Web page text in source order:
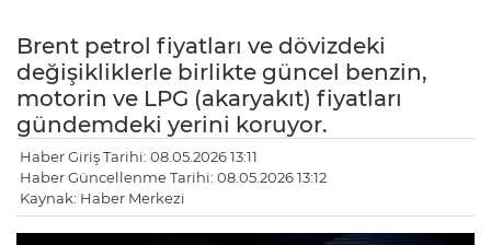
Brent petrol fiyatları ve dövizdeki
değişikliklerle birlikte güncel benzin,
motorin ve LPG (akaryakıt) fiyatları
gündemdeki yerini koruyor.
Haber Giriş Tarihi: 08.05.2026 13:11
Haber Güncellenme Tarihi: 08.05.2026 13:12
Kaynak: Haber Merkezi